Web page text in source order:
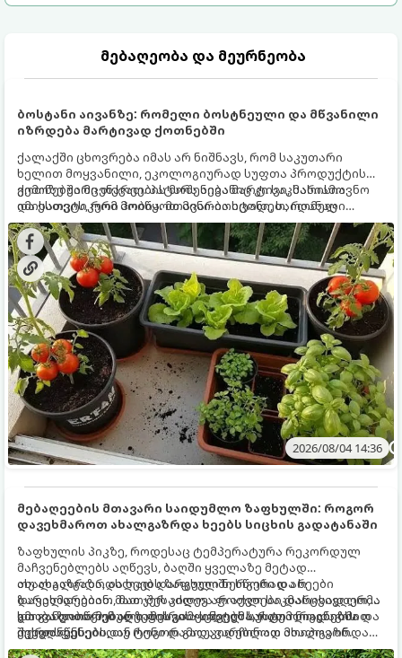
მებაღეობა და მეურნეობა
ბოსტანი აივანზე: რომელი ბოსტნეული და მწვანილი
იზრდება მარტივად ქოთნებში
ქალაქში ცხოვრება იმას არ ნიშნავს, რომ საკუთარი
ხელით მოყვანილი, ეკოლოგიურად სუფთა პროდუქტის
გემოზე უარი თქვათ. პატარა აივანიც კი საკმარისია
იმისათვის, რომ მოიწყოთ მინი-ბოსტანი, საიდანაც
ყოველდღიურად ახალ, არომატულ მწვანილსა და
ბოსტნეულს მოკრეფთ.
ქოთნებში მცენარეების მოშენება მარტივი, სასიამოვნო
და ესთეტიკური ჰობია. მთავარია იცოდეთ, რომელი
კულტურები ეგუებიან ქოთნის პირობებს ყველაზე კარგად
და როგორ მოუაროთ მათ სწორად.
2026/08/04 14:36
მებაღეების მთავარი საიდუმლო ზაფხულში: როგორ
დავეხმაროთ ახალგაზრდა ხეებს სიცხის გადატანაში
ზაფხულის პიკზე, როდესაც ტემპერატურა რეკორდულ
მაჩვენებლებს აღწევს, ბაღში ყველაზე მეტად
ახალგაზრდა, ახლად დარგული ნერგები და ხეები
ზარალდებიან. მათ ჯერ კიდევ არ აქვთ საკმარისად ღრმა
და განვითარებული ფესვთა სისტემა, რათა ნიადაგის
ქვედა ფენებიდან ტენი დამოუკიდებლად მოიპოვონ.
თუ ახალგაზრდა ხეებს ზაფხულში სწორად არ
დავეხმარებით, მათ შესაძლოა ფოთლები დასცვივდეთ,
ხმობა დაიწყონ ან ზამთრის ყინვებს სუსტი ორგანიზმით
შეხვდნენ.
გთავაზობთ მებაღეების გამოცდილ საიდუმლოებებსა და
ოქროს წესებს, თუ როგორ გადავარჩინოთ ახალგაზრდა
ხეები ზაფხულის სიცხეში: